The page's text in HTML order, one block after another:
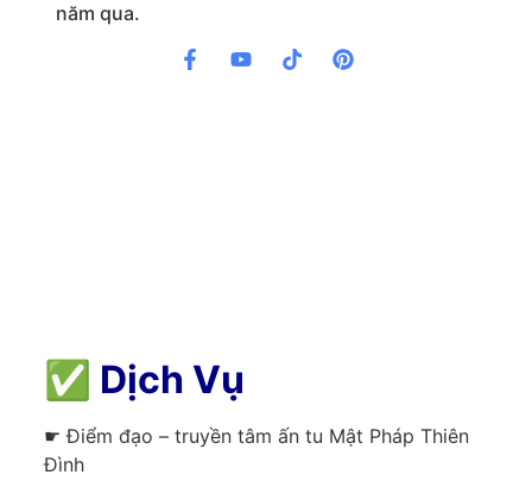
năm qua.
✅ Dịch Vụ
☛ Điểm đạo – truyền tâm ấn tu Mật Pháp Thiên
Đình